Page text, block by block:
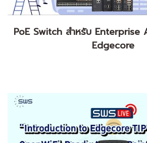
PoE Switch สำหรับ Enterprise
Edgecore